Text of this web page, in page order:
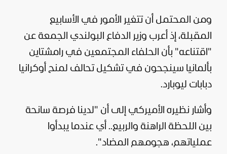
ومن المحتمل أن تتغير الأمور في الأسابيع
المقبلة، إذ أعرب وزير الدفاع البولندي الجمعة عن
"اقتناعه" بأن الحلفاء المجتمعين في رامشتاين
بألمانيا سينجحون في تشكيل تحالف لمنح أوكرانيا
دبابات ليوبارد.
وأشار نظيره الأميركي إلى أن "لدينا فرصة سانحة
بين اللحظة الراهنة والربيع.. أي عندما يبدأوا
عملياتهم، هجومهم المضاد".